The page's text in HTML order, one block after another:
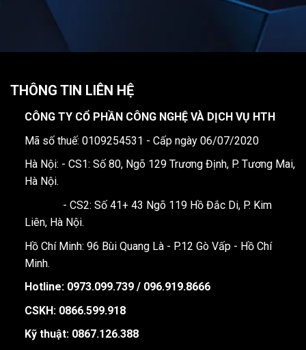
THÔNG TIN LIÊN HỆ
CÔNG TY CỔ PHẦN CÔNG NGHỆ VÀ DỊCH VỤ HTH
Mã số thuế: 0109254531 - Cấp ngày 06/07/2020
Hà Nội: - CS1: Số 80, Ngõ 129 Trương Định, P. Tương Mai,
Hà Nội.
- CS2: Số 41+ 43 Ngõ 119 Hồ Đắc Di, P. Kim
Liên, Hà Nội.
Hồ Chí Minh: 96 Bùi Quang Là - P.12 Gò Vấp - Hồ Chí
Minh.
Hotline: 0973.099.739 / 096.919.8666
CSKH: 0866.599.918
Kỹ thuật: 0867.126.388